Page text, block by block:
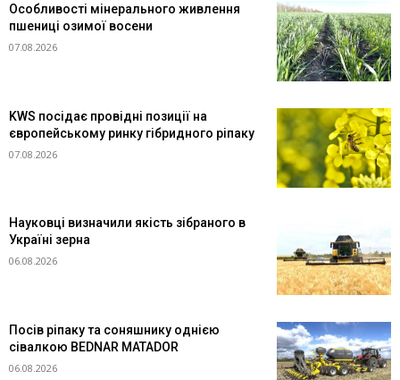
Особливості мінерального живлення
пшениці озимої восени
07.08.2026
KWS посідає провідні позиції на
європейському ринку гібридного ріпаку
07.08.2026
Науковці визначили якість зібраного в
Україні зерна
06.08.2026
Посів ріпаку та соняшнику однією
сівалкою BEDNAR MATADOR
06.08.2026